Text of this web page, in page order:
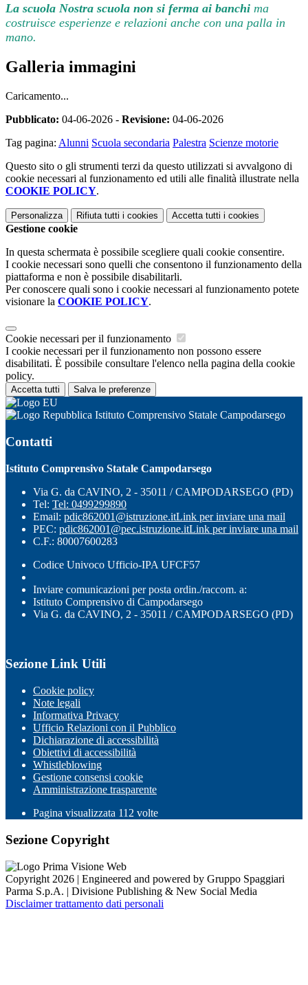
La scuola Nostra scuola non si ferma ai banchi ma
costruisce esperienze e relazioni anche con una palla in
mano.
Galleria immagini
Caricamento...
Pubblicato: 04-06-2026 - Revisione: 04-06-2026
Tag pagina: Alunni Scuola secondaria Palestra Scienze motorie
Questo sito o gli strumenti terzi da questo utilizzati si avvalgono di
cookie necessari al funzionamento ed utili alle finalità illustrate nella
COOKIE POLICY.
Personalizza Rifiuta tutti i cookies Accetta tutti i cookies
Gestione cookie
In questa schermata è possibile scegliere quali cookie consentire.
I cookie necessari sono quelli che consentono il funzionamento della
piattaforma e non è possibile disabilitarli.
Per conoscere quali sono i cookie necessari al funzionamento potete
visionare la COOKIE POLICY.
Cookie necessari per il funzionamento
I cookie necessari per il funzionamento non possono essere
disabilitati. È possibile consultare l'elenco nella pagina della cookie
policy.
Accetta tutti Salva le preferenze
Istituto Comprensivo Statale Campodarsego
Contatti
Istituto Comprensivo Statale Campodarsego
Via G. da CAVINO, 2 - 35011 / CAMPODARSEGO (PD)
Tel: Tel: 0499299890
Email: pdic862001@istruzione.itLink per inviare una mail
PEC: pdic862001@pec.istruzione.itLink per inviare una mail
C.F.: 80007600283
Codice Univoco Ufficio-IPA UFCF57
Inviare comunicazioni per posta ordin./raccom. a:
Istituto Comprensivo di Campodarsego
Via G. da CAVINO, 2 - 35011 / CAMPODARSEGO (PD)
Sezione Link Utili
Cookie policy
Note legali
Informativa Privacy
Ufficio Relazioni con il Pubblico
Dichiarazione di accessibilità
Obiettivi di accessibilità
Whistleblowing
Gestione consensi cookie
Amministrazione trasparente
Pagina visualizzata 112 volte
Sezione Copyright
Copyright 2026 | Engineered and powered by Gruppo Spaggiari
Parma S.p.A. | Divisione Publishing & New Social Media
Disclaimer trattamento dati personali